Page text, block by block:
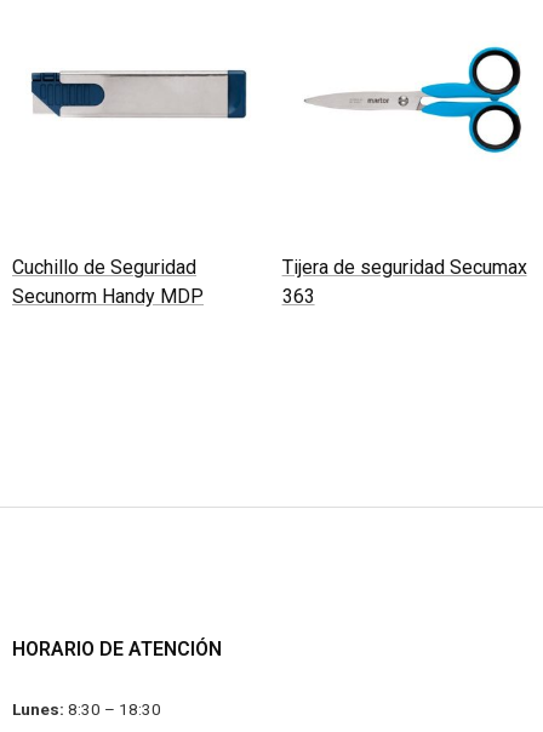
Cuchillo de Seguridad
Secunorm Handy MDP
Tijera de seguridad Secumax
363
HORARIO DE ATENCIÓN
Lunes: 8:30 – 18:30